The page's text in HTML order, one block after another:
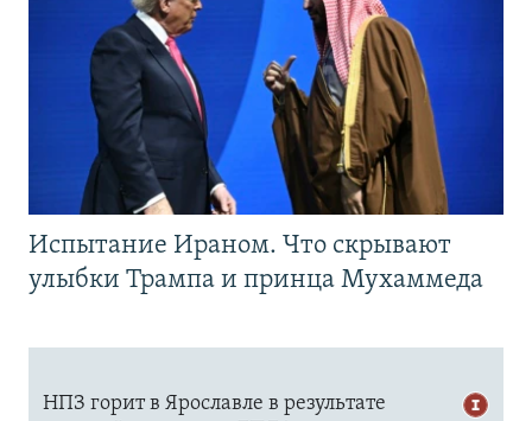
Испытание Ираном. Что скрывают
улыбки Трампа и принца Мухаммеда